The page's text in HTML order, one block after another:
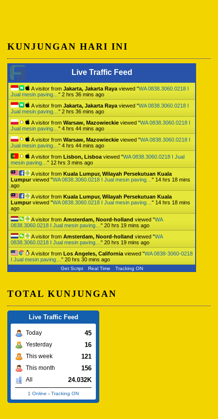
KUNJUNGAN HARI INI
Live Traffic Feed
A visitor from Jakarta, Jakarta Raya viewed "WA 0838.3060.0218 I
Jual mesin paving… " 2 hrs 36 mins ago
A visitor from Jakarta, Jakarta Raya viewed "WA 0838.3060.0218 I
Jual mesin paving… " 2 hrs 36 mins ago
A visitor from Warsaw, Mazowieckie viewed "WA 0838.3060.0218 I
Jual mesin paving… " 4 hrs 44 mins ago
A visitor from Warsaw, Mazowieckie viewed "WA 0838.3060.0218 I
Jual mesin paving… " 4 hrs 44 mins ago
A visitor from Lisbon, Lisboa viewed "WA 0838.3060.0218 I Jual
mesin paving… " 12 hrs 3 mins ago
A visitor from Kuala Lumpur, Wilayah Persekutuan Kuala
Lumpurviewed "WA 0838.3060.0218 I Jual mesin paving… " 14 hrs 18 mins
ago
A visitor from Kuala Lumpur, Wilayah Persekutuan Kuala
Lumpurviewed "WA 0838.3060.0218 I Jual mesin paving… " 14 hrs 18 mins
ago
A visitor from Amsterdam, Noord-holland viewed "WA
0838.3060.0218 I Jual mesin paving… " 20 hrs 19 mins ago
A visitor from Amsterdam, Noord-holland viewed "WA
0838.3060.0218 I Jual mesin paving… " 20 hrs 19 mins ago
A visitor from Los Angeles, California viewed "WA 0838-3060-0218
I Jual mesin paving… " 20 hrs 30 mins ago
Get Script Real Time Tracking ON
TOTAL KUNJUNGAN
Live Traffic Feed
Today 45
Yesterday 16
This week 121
This month 156
All 24.032K
1 Online - Tracking ON